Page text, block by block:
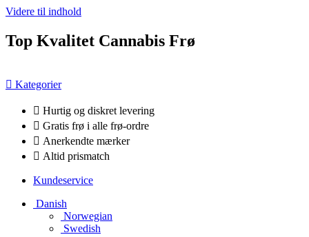
Videre til indhold
Top Kvalitet Cannabis Frø
Kategorier
Hurtig og diskret levering
Gratis frø i alle frø-ordre
Anerkendte mærker
Altid prismatch
Kundeservice
Danish
Norwegian
Swedish